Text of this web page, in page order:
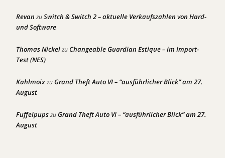
Revan zuSwitch & Switch 2 – aktuelle Verkaufszahlen von Hard-
und Software
Thomas NickelzuChangeable Guardian Estique – im Import-
Test (NES)
KahlmoixzuGrand Theft Auto VI – “ausführlicher Blick” am 27.
August
FuffelpupszuGrand Theft Auto VI – “ausführlicher Blick” am 27.
August